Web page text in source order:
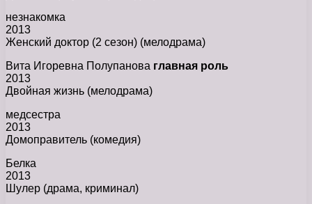
незнакомка
2013
Женский доктор (2 сезон) (мелодрама)
Вита Игоревна Полупанова главная роль
2013
Двойная жизнь (мелодрама)
медсестра
2013
Домоправитель (комедия)
Белка
2013
Шулер (драма, криминал)